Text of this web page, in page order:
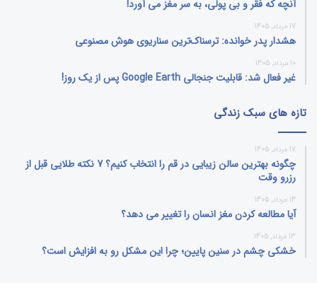
آنچه که فقر و بی‌ پولی، به سر مغز می‌ آورد!
17 مرداد, 1405
هشدار پدر خوانده: ترسناک‌ترین سناریوی هوش مصنوعی
10 مرداد, 1405
غیر فعال شد: قابلیت جنجالی Google Earth پس از یک روز!
تازه های سبک زندگی
17 مرداد, 1405
چگونه بهترین سالن زیبایی در قم را انتخاب کنیم؟ 7 نکته طلایی قبل از
رزرو وقت
14 مرداد, 1405
آیا مطالعه کردن مغز انسان را تغییر می‌ دهد؟
13 مرداد, 1405
خشکی چشم در سنین پایین؛ چرا این مشکل رو به افزایش است؟